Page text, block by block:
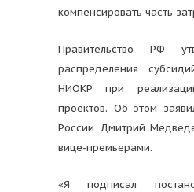
компенсировать часть
Правительство РФ
распределения
НИОКР при
проектов. Об этом
России Дмитрий
вице-премьерами.
«Я подписал